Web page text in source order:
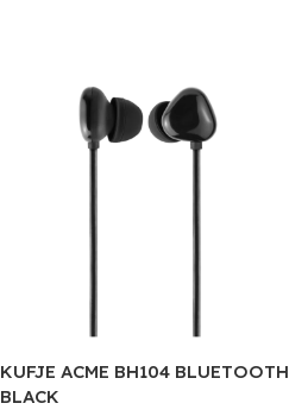
KUFJE ACME BH104 BLUETOOTH
BLACK